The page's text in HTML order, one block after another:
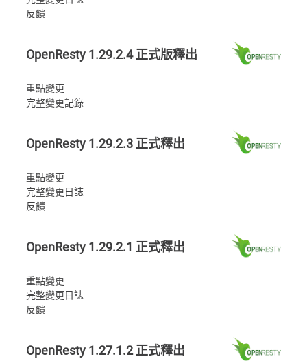
反饋
OpenResty 1.29.2.4 正式版釋出
重點變更
完整變更記錄
OpenResty 1.29.2.3 正式釋出
重點變更
完整變更日誌
反饋
OpenResty 1.29.2.1 正式釋出
重點變更
完整變更日誌
反饋
OpenResty 1.27.1.2 正式釋出